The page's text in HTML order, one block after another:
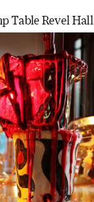
Table Revel Hall